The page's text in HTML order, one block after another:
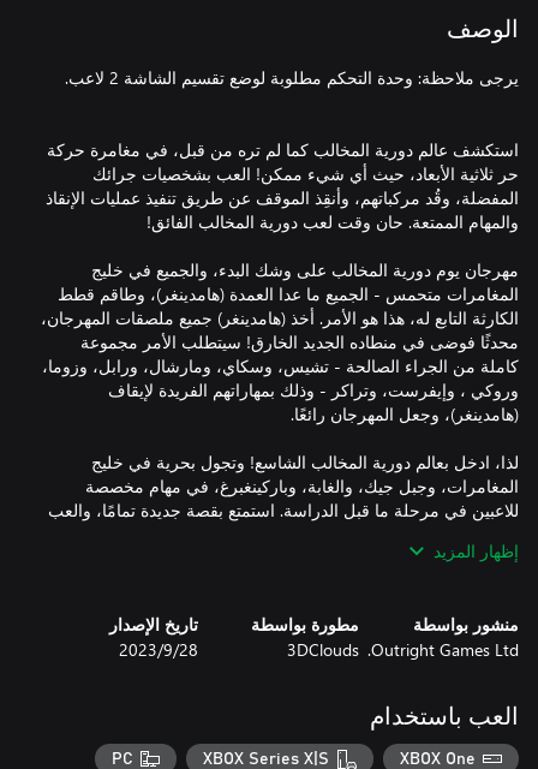
الوصف
استكشف عالم دورية المخالب كما لم تره من قبل، في مغامرة حركة
حر ثلاثية الأبعاد، حيث أي شيء ممكن! العب بشخصيات جرائك
المفضلة، وقُد مركباتهم، وأنقِذ الموقف عن طريق تنفيذ عمليات الإنقاذ
مهرجان يوم دورية المخالب على وشك البدء، والجميع في خليج
المغامرات متحمس - الجميع ما عدا العمدة (هامدينغر)، وطاقم قطط
الكارثة التابع له، هذا هو الأمر. أخذ (هامدينغر) جميع ملصقات المهرجان،
محدثًا فوضى في منطاده الجديد الخارق! سيتطلب الأمر مجموعة
كاملة من الجراء الصالحة - تشيس، وسكاي، ومارشال، ورابل، وزوما،
وروكي ، وإيفرست، وتراكر - وذلك بمهاراتهم الفريدة لإيقاف
لذا، ادخل بعالم دورية المخالب الشاسع! وتجول بحرية في خليج
المغامرات، وجبل جيك، والغابة، وباركينغبرغ، في مهام مخصصة
للاعبين في مرحلة ما قبل الدراسة. استمتع بقصة جديدة تمامًا، والعب
الكلاسيكية، إما بلاعب واحد، أو مع صديق في الوضع التعاوني على
المركبات، وأعمال فنية من أجل معرض تشيكاليتا.
إظهار المزيد
منشور بواسطة
Outright Games Ltd.
مطورة بواسطة
3DClouds
تاريخ الإصدار
28‏/9‏/2023
العب باستخدام
XBOX One
XBOX Series X|S
PC